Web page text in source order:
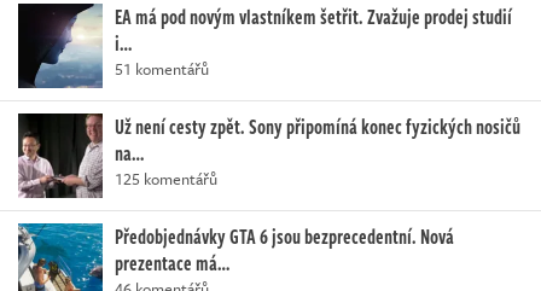
EA má pod novým vlastníkem šetřit. Zvažuje prodej studií
i…
51 komentářů
Už není cesty zpět. Sony připomíná konec fyzických nosičů
na…
125 komentářů
Předobjednávky GTA 6 jsou bezprecedentní. Nová
prezentace má…